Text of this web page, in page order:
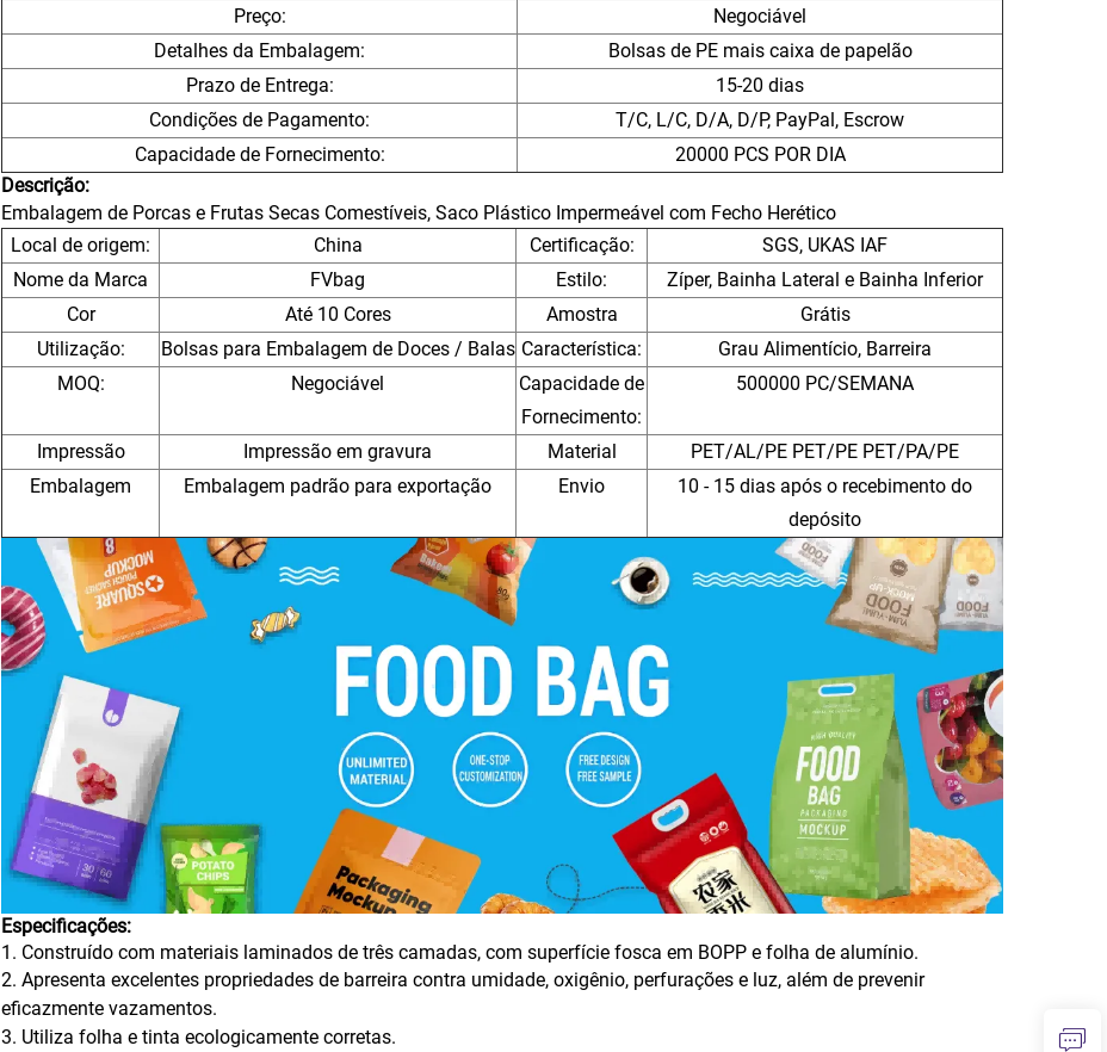
Preço:
Negociável
Detalhes da Embalagem:
Bolsas de PE mais caixa de papelão
Prazo de Entrega:
15-20 dias
Condições de Pagamento:
T/C, L/C, D/A, D/P, PayPal, Escrow
Capacidade de Fornecimento:
20000 PCS POR DIA
Descrição:
Embalagem de Porcas e Frutas Secas Comestíveis, Saco Plástico Impermeável com Fecho Herético
Local de origem:
China Certificação:
SGS, UKAS IAF
Nome da Marca
FVbag Estilo:
Zíper, Bainha Lateral e Bainha Inferior
Cor
Até 10 Cores Amostra
Grátis
Utilização:
Bolsas para Embalagem de Doces / Balas Característica:
Grau Alimentício, Barreira
MOQ:
Negociável
Capacidade de
Fornecimento:
500000 PC/SEMANA
Impressão Impressão em gravura Material
PET/AL/PE PET/PE PET/PA/PE
Embalagem
Embalagem padrão para exportação Envio
10 - 15 dias após o recebimento do
depósito
Especificações:
1. Construído com materiais laminados de três camadas, com superfície fosca em BOPP e folha de alumínio.
2. Apresenta excelentes propriedades de barreira contra umidade, oxigênio, perfurações e luz, além de prevenir
eficazmente vazamentos.
3. Utiliza folha e tinta ecologicamente corretas.